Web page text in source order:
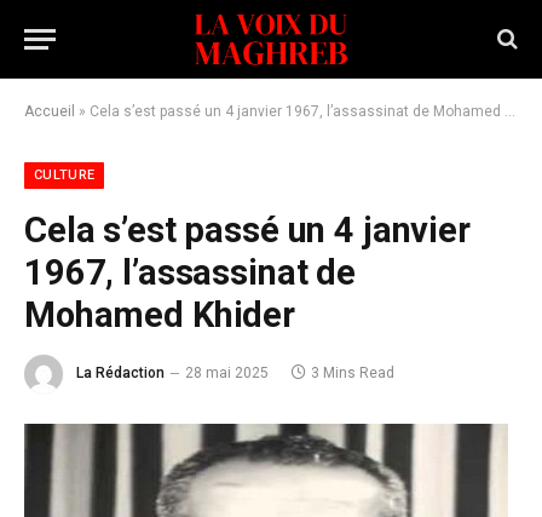
Accueil » Cela s’est passé un 4 janvier 1967, l’assassinat de Mohamed Khider
CULTURE
Cela s’est passé un 4 janvier
1967, l’assassinat de
Mohamed Khider
La Rédaction 28 mai 2025 3 Mins Read